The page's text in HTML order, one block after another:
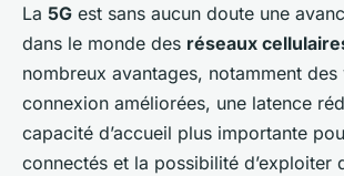
La 5G est sans aucun doute une
dans le monde des réseaux
nombreux avantages, notamment des
connexion améliorées, une latence
capacité d’accueil plus importante
connectés et la possibilité d’exploiter